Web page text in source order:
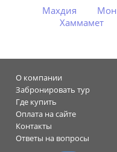
Махдия
Хаммамет
О компании
Забронировать тур
Где купить
Оплата на сайте
Контакты
Ответы на вопросы